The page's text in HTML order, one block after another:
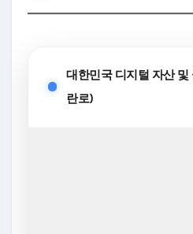
대한민국 디지털 자산 및
란로)